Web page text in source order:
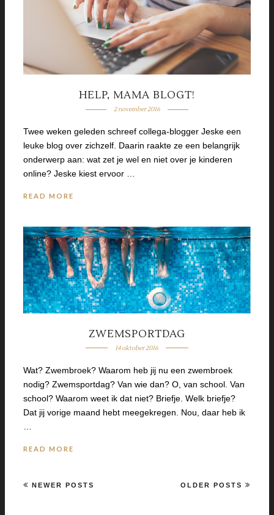
HELP, MAMA BLOGT!
2 november 2016
Twee weken geleden schreef collega-blogger Jeske een
leuke blog over zichzelf. Daarin raakte ze een belangrijk
onderwerp aan: wat zet je wel en niet over je kinderen
online? Jeske kiest ervoor …
READ MORE
ZWEMSPORTDAG
14 oktober 2016
Wat? Zwembroek? Waarom heb jij nu een zwembroek
nodig? Zwemsportdag? Van wie dan? O, van school. Van
school? Waarom weet ik dat niet? Briefje. Welk briefje?
Dat jij vorige maand hebt meegekregen. Nou, daar heb ik
READ MORE
NEWER POSTS OLDER POSTS